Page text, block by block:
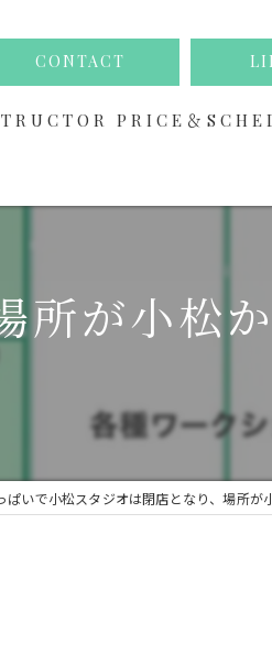
CONTACT
PRICE＆
所が小松
ぱいで小松スタジオは閉店となり、場所が